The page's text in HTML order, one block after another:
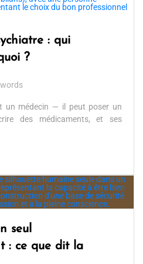
: qui
?
un médecin — il peut poser un
des médicaments, et ses
seul
: ce que dit la